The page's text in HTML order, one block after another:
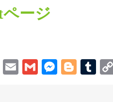
ージ
Twitter
EmailGmail